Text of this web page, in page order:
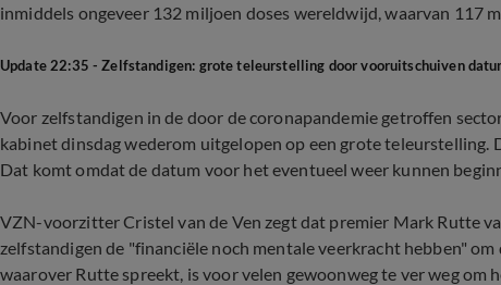
inmiddels ongeveer 132 miljoen doses wereldwijd, waarvan 117
Update 22:35 - Zelfstandigen: grote teleurstelling door vooruitschuiven
Voor zelfstandigen in de door de coronapandemie getroffen
kabinet dinsdag wederom uitgelopen op een grote teleurstelling.
Dat komt omdat de datum voor het eventueel weer kunnen
VZN-voorzitter Cristel van de Ven zegt dat premier Mark Rutte
zelfstandigen de "financiële noch mentale veerkracht hebben"
waarover Rutte spreekt, is voor velen gewoonweg te ver weg om